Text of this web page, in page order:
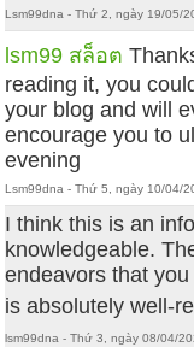
Lsm99dna - Thứ 2, ngày 19/05/
lsm99 สล็อต
reading it, you
your blog and will
encourage you to
evening
Lsm99dna - Thứ 5, ngày 10/04/
I think this is an
knowledgeable.
endeavors that
is absolutely well-
lsm99dna - Thứ 3, ngày 08/04/